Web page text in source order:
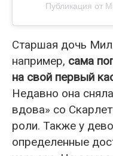
Публикация от
Старшая дочь
например, сама
на свой первый
Недавно она
вдова» со
роли. Также у
определенные